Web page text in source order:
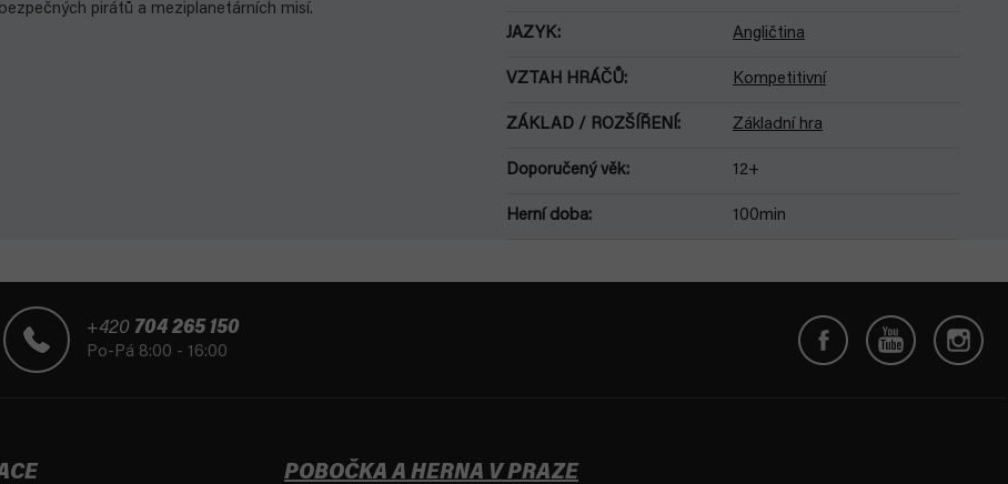
pirátů a meziplanetárních misí.
JAZYK: Angličtina
VZTAH HRÁČŮ: Kompetitivní
ZÁKLAD / ROZŠÍŘENÍ: Základní hra
Doporučený věk: 12+
Herní doba: 100min
+420 704 265 150
Po-Pá 8:00 - 16:00
POBOČKA A HERNA V PRAZE